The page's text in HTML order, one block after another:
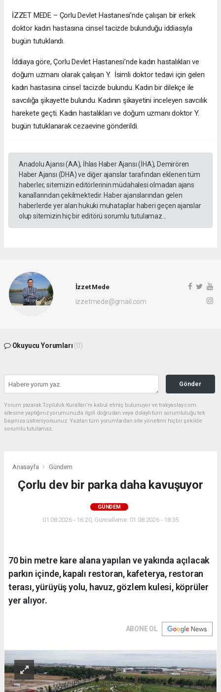
İZZET MEDE – Çorlu Devlet Hastanesi’nde çalışan bir erkek
doktor kadın hastasına cinsel tacizde bulunduğu iddiasıyla
bugün tutuklandı.
İddiaya göre, Çorlu Devlet Hastanesi’nde kadın hastalıkları ve
doğum uzmanı olarak çalışan Y. İsimli doktor tedavi için gelen
kadın hastasına cinsel tacizde bulundu. Kadın bir dilekçe ile
savcılığa şikayette bulundu. Kadının şikayetini inceleyen savcılık
harekete geçti. Kadın hastalıkları ve doğum uzmanı doktor Y.
bugün tutuklanarak cezaevine gönderildi.
Anadolu Ajansı (AA), İhlas Haber Ajansı (İHA), Demirören
Haber Ajansı (DHA) ve diğer ajanslar tarafından eklenen tüm
haberler, sitemizin editörlerinin müdahalesi olmadan ajans
kanallarından çekilmektedir. Haber ajanslarından gelen
haberlerde yer alan hukuki muhataplar haberi geçen ajanslar
olup sitemizin hiç bir editörü sorumlu tutulamaz...
İzzet Mede
izzetmede@gmail.com
Okuyucu Yorumları (0)
Gönder
Yorum yazarak Topluluk Kuralları’nı kabul etmiş bulunuyor ve trakyaolay.com
sitesine yaptığınız yorumunuzla ilgili doğrudan veya dolaylı tüm sorumluluğu tek
başınıza üstleniyorsunuz. Yazılan tüm yorumlardan site yönetimi hiçbir şekilde
sorumlu tutulamaz.
Anasayfa Gündem
Çorlu dev bir parka daha kavuşuyor
GÜNDEM
01.08.2026 - 16:20, Güncelleme: 01.08.2026 - 18:35
70 bin metre kare alana yapılan ve yakında açılacak
parkın içinde, kapalı restoran, kafeterya, restoran
terası, yürüyüş yolu, havuz, gözlem kulesi, köprüler
yer alıyor.
ABONE OL